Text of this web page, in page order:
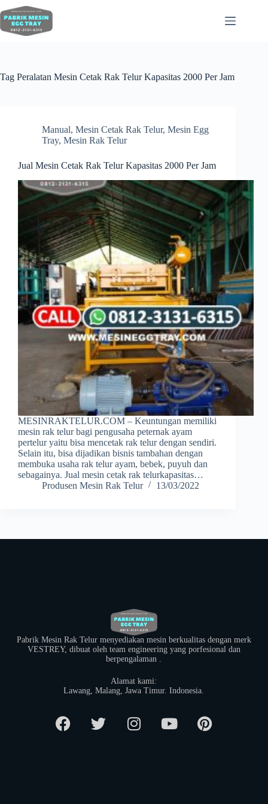
Tag Peralatan Mesin Cetak Rak Telur Kapasitas 2000 Per Jam
Manual, Mesin Cetak Rak Telur, Mesin Egg
Tray, Mesin Rak Telur
Jual Mesin Cetak Rak Telur Kapasitas 2000 Per Jam
MESINRAKTELUR.COM – Keuntungan memiliki
mesin rak telur bagi pengusaha peternak ayam
pertelur yaitu bisa mencetak rak telur dengan sendiri.
Selain itu, bisa dijadikan bisnis tambahan dengan
membuka usaha rak telur ayam, bebek, puyuh dan
sebagainya. Jual mesin cetak rak telurkapasitas…
Produsen Mesin Rak Telur
13/03/2022
Pabrik Mesin Rak Telur menyediakan mesin berkualitas dengan merk
VESTREY, dibuat oleh team engineering yang porfesional dan
berpengalaman .
Alamat kami:
​Lawang, Malang, Jawa Timur. Indonesia.